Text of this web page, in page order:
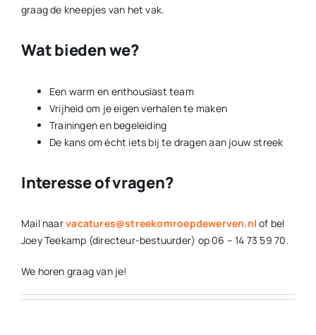
graag de kneepjes van het vak.
Wat bieden we?
Een warm en enthousiast team
Vrijheid om je eigen verhalen te maken
Trainingen en begeleiding
De kans om écht iets bij te dragen aan jouw streek
Interesse of vragen?
Mail naarvacatures@streekomroepdewerven.nl of bel
Joey Teekamp (directeur-bestuurder) op 06 – 14 73 59 70.
We horen graag van je!